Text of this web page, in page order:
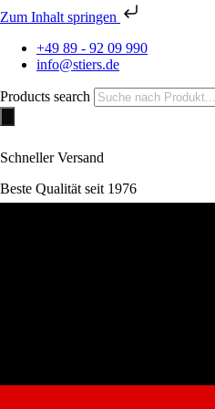
Zum Inhalt springen
+49 89 - 92 09 990
info@stiers.de
Products search
Schneller Versand
Beste Qualität seit 1976